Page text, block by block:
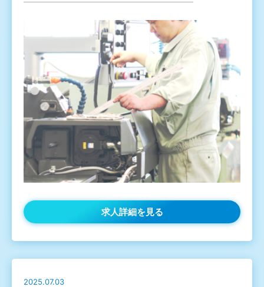
求人詳細を見る
2025.07.03